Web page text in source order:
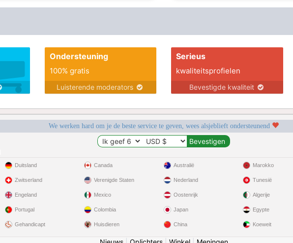
Ondersteuning
100% gratis
Luisterende moderators
Serieus
kwaliteitsprofielen
Bevestigde kwaliteit
We werken hard om je de beste service te geven, wees alsjeblieft ondersteunend
Duitsland
Zwitserland
Engeland
Portugal
Gehandicapt
Canada
Verenigde Staten
Mexico
Colombia
Huisdieren
Australië
Nederland
Oostenrijk
Japan
China
Marokko
Tunesië
Algerije
Egypte
Koeweit